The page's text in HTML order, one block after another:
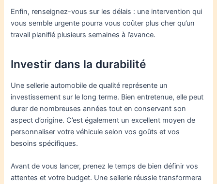
Enfin, renseignez-vous sur les délais : une intervention qui
vous semble urgente pourra vous coûter plus cher qu’un
travail planifié plusieurs semaines à l’avance.
Investir dans la durabilité
Une sellerie automobile de qualité représente un
investissement sur le long terme. Bien entretenue, elle peut
durer de nombreuses années tout en conservant son
aspect d’origine. C’est également un excellent moyen de
personnaliser votre véhicule selon vos goûts et vos
besoins spécifiques.
Avant de vous lancer, prenez le temps de bien définir vos
attentes et votre budget. Une sellerie réussie transformera